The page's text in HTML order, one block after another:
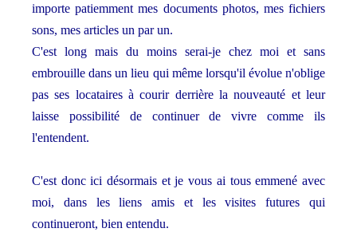
importe patiemment mes documents photos, mes fichiers
sons, mes articles un par un.
C'est long mais du moins serai-je chez moi et sans
embrouille dans un lieu qui même lorsqu'il évolue n'oblige
pas ses locataires à courir derrière la nouveauté et leur
laisse possibilité de continuer de vivre comme ils
l'entendent.
C'est donc ici désormais et je vous ai tous emmené avec
moi, dans les liens amis et les visites futures qui
continueront, bien entendu.